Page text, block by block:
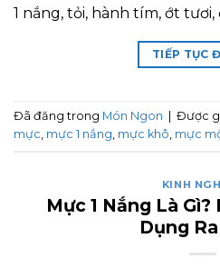
1 nắng, tỏi, hành tím, ớt
TIẾP TỤC
Đã đăng trong Món Ngon Được
mực, mực 1 nắng, mực khô, mực
KINH
Mực 1 Nắng Là Gì?
Dụng